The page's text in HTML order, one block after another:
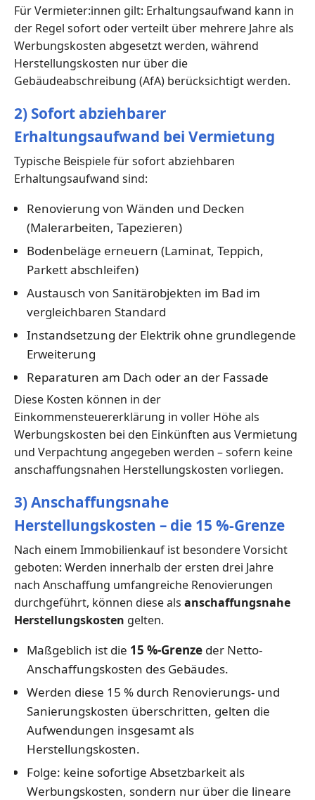
Für Vermieter:innen gilt: Erhaltungsaufwand kann in
der Regel sofort oder verteilt über mehrere Jahre als
Werbungskosten abgesetzt werden, während
Herstellungskosten nur über die
Gebäudeabschreibung (AfA) berücksichtigt werden.
2) Sofort abziehbarer
Erhaltungsaufwand bei Vermietung
Typische Beispiele für sofort abziehbaren
Erhaltungsaufwand sind:
Renovierung von Wänden und Decken
(Malerarbeiten, Tapezieren)
Bodenbeläge erneuern (Laminat, Teppich,
Parkett abschleifen)
Austausch von Sanitärobjekten im Bad im
vergleichbaren Standard
Instandsetzung der Elektrik ohne grundlegende
Erweiterung
Reparaturen am Dach oder an der Fassade
Diese Kosten können in der
Einkommensteuererklärung in voller Höhe als
Werbungskosten bei den Einkünften aus Vermietung
und Verpachtung angegeben werden – sofern keine
anschaffungsnahen Herstellungskosten vorliegen.
3) Anschaffungsnahe
Herstellungskosten – die 15 %-Grenze
Nach einem Immobilienkauf ist besondere Vorsicht
geboten: Werden innerhalb der ersten drei Jahre
nach Anschaffung umfangreiche Renovierungen
durchgeführt, können diese als anschaffungsnahe
Herstellungskosten gelten.
Maßgeblich ist die 15 %-Grenzeder Netto-
Anschaffungskosten des Gebäudes.
Werden diese 15 % durch Renovierungs- und
Sanierungskosten überschritten, gelten die
Aufwendungen insgesamt als
Herstellungskosten.
Folge: keine sofortige Absetzbarkeit als
Werbungskosten, sondern nur über die lineare